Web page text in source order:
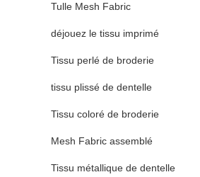
Tulle Mesh Fabric
déjouez le tissu imprimé
Tissu perlé de broderie
tissu plissé de dentelle
Tissu coloré de broderie
Mesh Fabric assemblé
Tissu métallique de dentelle